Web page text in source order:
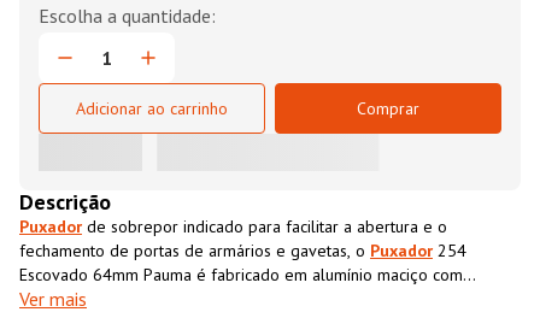
Adicionar ao carrinho Comprar
Descrição
Puxador de sobrepor indicado para facilitar a abertura e o
fechamento de portas de armários e gavetas, o Puxador 254
Escovado 64mm Pauma é fabricado em alumínio maciço com
acabamento Escovado, é leve, durável e combina com todos os
Ver mais